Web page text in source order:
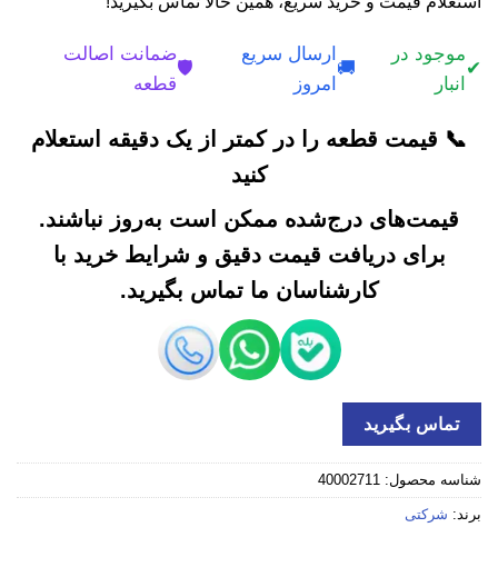
✔
موجود در
انبار
🚚
ارسال سریع
امروز
🛡️
ضمانت اصالت
قطعه
📞 قیمت قطعه را در کمتر از یک دقیقه استعلام
کنید
قیمت‌های درج‌شده ممکن است به‌روز نباشند.
برای دریافت قیمت دقیق و شرایط خرید با
کارشناسان ما تماس بگیرید.
تماس بگیرید
شناسه محصول: 40002711
برند: شرکتی